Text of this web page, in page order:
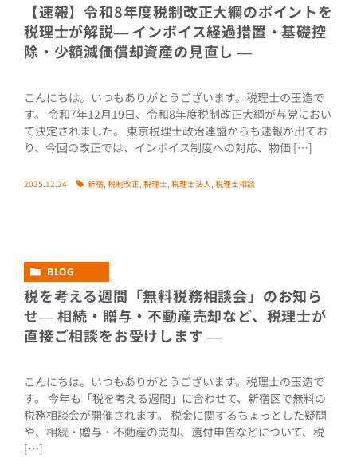
【速報】令和8年度税制改正大綱のポイントを
税理士が解説― インボイス経過措置・基礎控
除・少額減価償却資産の見直し ―
こんにちは。いつもありがとうございます。税理士の玉造で
す。 令和7年12月19日、令和8年度税制改正大綱が与党におい
て決定されました。 東京税理士政治連盟からも速報が出てお
り、今回の改正では、インボイス制度への対応、物価 […]
2025.12.24 新宿,税制改正,税理士,税理士法人,税理士相談
BLOG
税を考える週間「無料税務相談会」のお知ら
せ― 相続・贈与・不動産売却など、税理士が
直接ご相談をお受けします ―
こんにちは。いつもありがとうございます。税理士の玉造で
す。 今年も「税を考える週間」に合わせて、新宿区で無料の
税務相談会が開催されます。 税金に関するちょっとした疑問
や、相続・贈与・不動産の売却、還付申告などについて、税
[…]